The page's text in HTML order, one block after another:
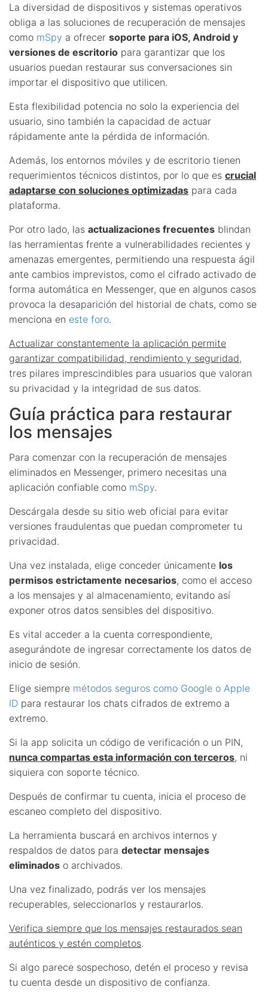
La diversidad de dispositivos y sistemas operativos
obliga a las soluciones de recuperación de mensajes
como mSpy a ofrecer soporte para iOS, Android y
versiones de escritorio para garantizar que los
usuarios puedan restaurar sus conversaciones sin
importar el dispositivo que utilicen.
Esta flexibilidad potencia no solo la experiencia del
usuario, sino también la capacidad de actuar
rápidamente ante la pérdida de información.
Además, los entornos móviles y de escritorio tienen
requerimientos técnicos distintos, por lo que es crucial
adaptarse con soluciones optimizadas para cada
plataforma.
Por otro lado, las actualizaciones frecuentes blindan
las herramientas frente a vulnerabilidades recientes y
amenazas emergentes, permitiendo una respuesta ágil
ante cambios imprevistos, como el cifrado activado de
forma automática en Messenger, que en algunos casos
provoca la desaparición del historial de chats, como se
menciona en este foro.
Actualizar constantemente la aplicación permite
garantizar compatibilidad, rendimiento y seguridad,
tres pilares imprescindibles para usuarios que valoran
su privacidad y la integridad de sus datos.
Guía práctica para restaurar
los mensajes
Para comenzar con la recuperación de mensajes
eliminados en Messenger, primero necesitas una
aplicación confiable como mSpy.
Descárgala desde su sitio web oficial para evitar
versiones fraudulentas que puedan comprometer tu
privacidad.
Una vez instalada, elige conceder únicamente los
permisos estrictamente necesarios, como el acceso
a los mensajes y al almacenamiento, evitando así
exponer otros datos sensibles del dispositivo.
Es vital acceder a la cuenta correspondiente,
asegurándote de ingresar correctamente los datos de
inicio de sesión.
Elige siempre métodos seguros como Google o Apple
ID para restaurar los chats cifrados de extremo a
extremo.
Si la app solicita un código de verificación o un PIN,
nunca compartas esta información con terceros, ni
siquiera con soporte técnico.
Después de confirmar tu cuenta, inicia el proceso de
escaneo completo del dispositivo.
La herramienta buscará en archivos internos y
respaldos de datos para detectar mensajes
eliminados o archivados.
Una vez finalizado, podrás ver los mensajes
recuperables, seleccionarlos y restaurarlos.
Verifica siempre que los mensajes restaurados sean
auténticos y estén completos.
Si algo parece sospechoso, detén el proceso y revisa
tu cuenta desde un dispositivo de confianza.